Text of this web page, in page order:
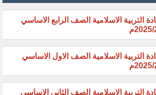
التربية الاسلامية الصف الرابع الاساسي
التربية الاسلامية الصف الاول الاساسي
التربية الاسلامية الصف الثاني الاساسي